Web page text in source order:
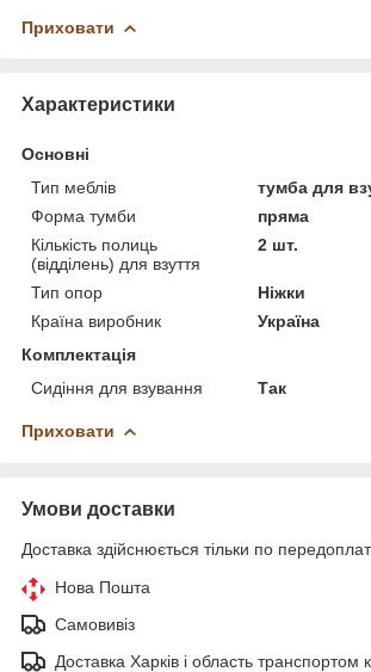
Приховати
Характеристики
Основні
Тип меблів
тумба для
Форма тумби
пряма
Кількість полиць
(відділень) для взуття
2 шт.
Тип опор
Ніжки
Країна виробник
Україна
Комплектація
Сидіння для взування
Так
Приховати
Умови доставки
Доставка здійснюється тільки по
Нова Пошта
Самовивіз
Доставка Харків і область транспортом